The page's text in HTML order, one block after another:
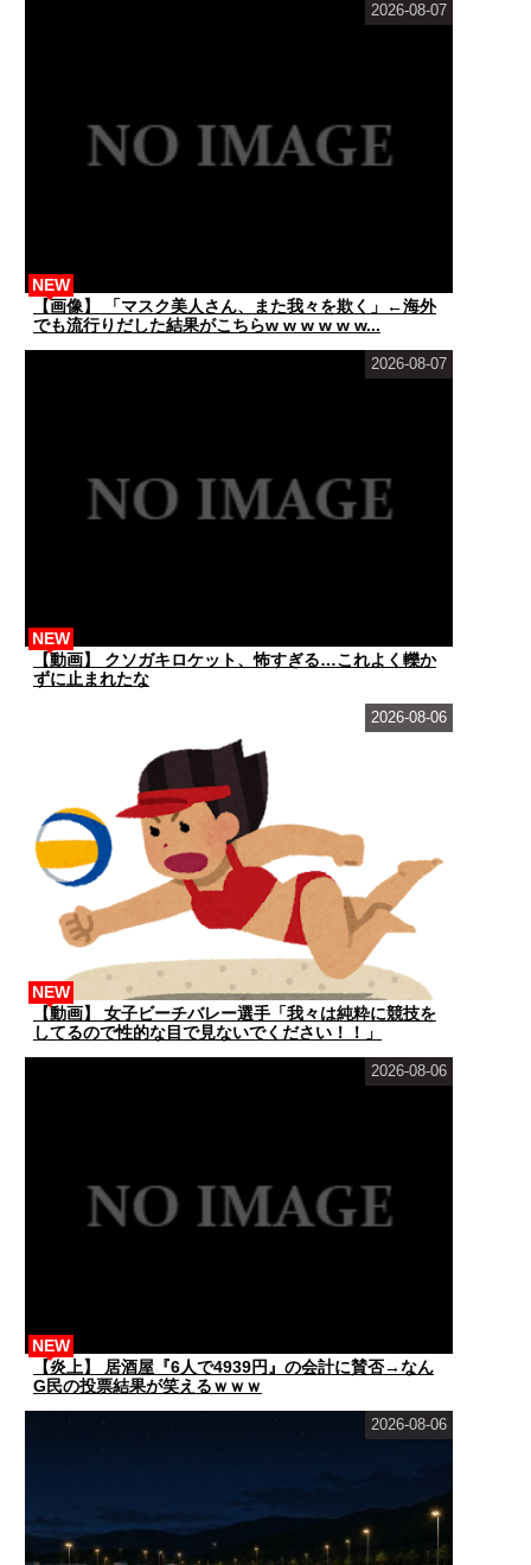
【画像】 「マスク美人さん、また我々を欺く」←海外
でも流行りだした結果がこちらw w w w w w...
NEW
2026-08-07
【動画】 クソガキロケット、怖すぎる…これよく轢か
ずに止まれたな
NEW
2026-08-07
【動画】 女子ビーチバレー選手「我々は純粋に競技を
してるので性的な目で見ないでください！！」
NEW
2026-08-06
【炎上】 居酒屋『6人で4939円』の会計に賛否→なん
G民の投票結果が笑えるｗｗｗ
NEW
2026-08-06
2026-08-06